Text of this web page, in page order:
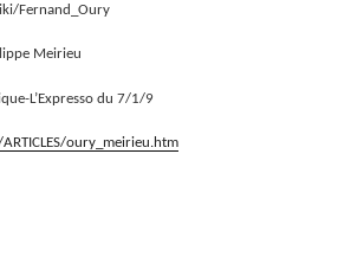
Fernand_Oury
Meirieu
L’Expresso du 7/1/9
oury_meirieu.htm